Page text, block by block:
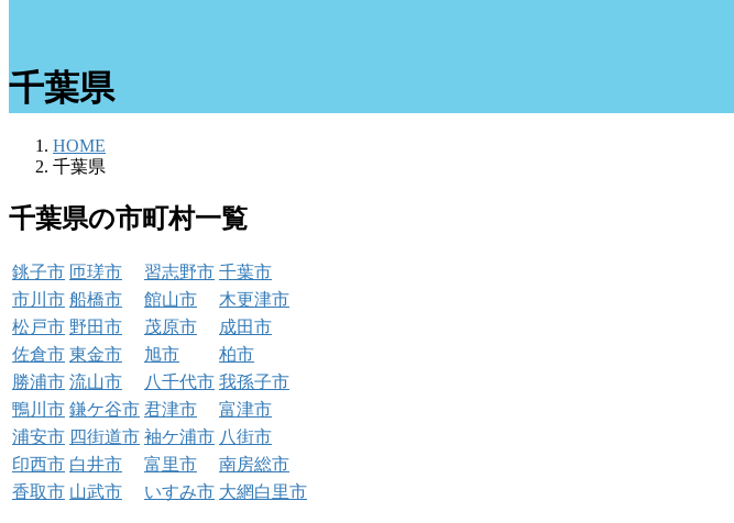
千葉県
HOME
千葉県
千葉県の市町村一覧
銚子市 匝瑳市 習志野市 千葉市
市川市 船橋市 館山市
木更津市
松戸市 野田市 茂原市
成田市
佐倉市 東金市 旭市
柏市
勝浦市 流山市 八千代市 我孫子市
鴨川市 鎌ケ谷市 君津市
富津市
浦安市 四街道市 袖ケ浦市 八街市
印西市 白井市 富里市
南房総市
香取市 山武市 いすみ市 大網白里市